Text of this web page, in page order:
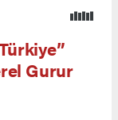
Gurur